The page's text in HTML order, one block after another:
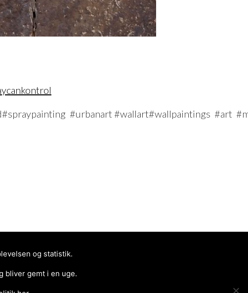
#urbanart #wallart#wallpaintings #art
og statistik.
bliver gemt i en uge.